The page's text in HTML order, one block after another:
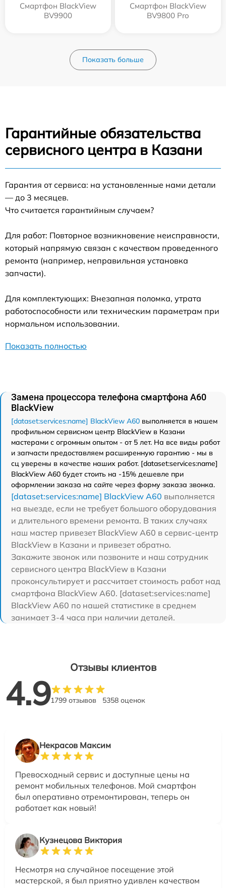
Смартфон BlackView
BV9900
Смартфон BlackView
BV9800 Pro
Показать больше
Гарантийные обязательства
сервисного центра в Казани
Гарантия от сервиса: на установленные нами детали
— до 3 месяцев.
Что считается гарантийным случаем?
Для работ: Повторное возникновение неисправности,
который напрямую связан с качеством проведенного
ремонта (например, неправильная установка
запчасти).
Для комплектующих: Внезапная поломка, утрата
работоспособности или техническим параметрам при
нормальном использовании.
Показать полностью
Замена процессора телефона смартфона A60
BlackView
[dataset:services:name] BlackView A60 выполняется в нашем
профильном сервисном центр BlackView в Казани
мастерами с огромным опытом - от 5 лет. На все виды работ
и запчасти предоставляем расширенную гарантию - мы в
сц уверены в качестве наших работ. [dataset:services:name]
BlackView A60 будет стоить на -15% дешевле при
оформлении заказа на сайте через форму заказа звонка.
[dataset:services:name] BlackView A60 выполняется
на выезде, если не требует большого оборудования
и длительного времени ремонта. В таких случаях
наш мастер привезет BlackView A60 в сервис-центр
BlackView в Казани и привезет обратно.
Закажите звонок или позвоните и наш сотрудник
сервисного центра BlackView в Казани
проконсультирует и рассчитает стоимость работ над
смартфона BlackView A60. [dataset:services:name]
BlackView A60 по нашей статистике в среднем
занимает 3-4 часа при наличии деталей.
Отзывы клиентов
4.91799 отзывов 5358 оценок
Некрасов Максим
Превосходный сервис и доступные цены на
ремонт мобильных телефонов. Мой смартфон
был оперативно отремонтирован, теперь он
работает как новый!
Кузнецова Виктория
Несмотря на случайное посещение этой
мастерской, я был приятно удивлен качеством